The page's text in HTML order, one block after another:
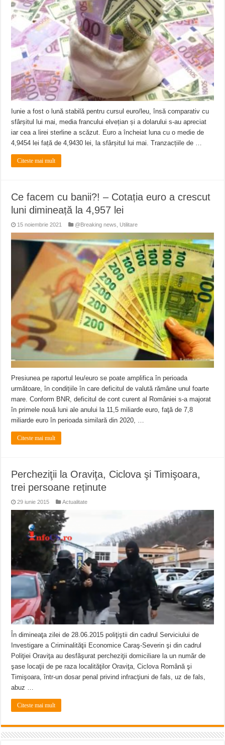
ANUNŢ OPRIRE APĂ în CARANSEBEȘ avarie
ANUNȚ OPRIRE APĂ în Reșița, cartier Țerova – avarie – 04.08.2026
Iunie a fost o lună stabilă pentru cursul euro/leu, însă comparativ cu
sfârșitul lui mai, media francului elvețian și a dolarului s-au apreciat
iar cea a lirei sterline a scăzut. Euro a încheiat luna cu o medie de
4,9454 lei față de 4,9430 lei, la sfârșitul lui mai. Tranzacțiile de …
Citeste mai mult
Ce facem cu banii?! – Cotația euro a crescut
luni dimineață la 4,957 lei
15 noiembrie 2021 @Breaking news Utilitare
Presiunea pe raportul leu/euro se poate amplifica în perioada
următoare, în condițiile în care deficitul de valută rămâne unul foarte
mare. Conform BNR, deficitul de cont curent al României s-a majorat
în primele nouă luni ale anului la 11,5 miliarde euro, faţă de 7,8
miliarde euro în perioada similară din 2020, …
Citeste mai mult
Percheziţii la Oraviţa, Ciclova şi Timişoara,
trei persoane reținute
29 iunie 2015 Actualitate
În dimineaţa zilei de 28.06.2015 poliţiştii din cadrul Serviciului de
Investigare a Criminalităţii Economice Caraş-Severin şi din cadrul
Poliţiei Oraviţa au desfăşurat percheziţii domiciliare la un număr de
şase locaţii de pe raza localităţilor Oraviţa, Ciclova Română şi
Timişoara, într-un dosar penal privind infracţiuni de fals, uz de fals,
abuz …
Citeste mai mult